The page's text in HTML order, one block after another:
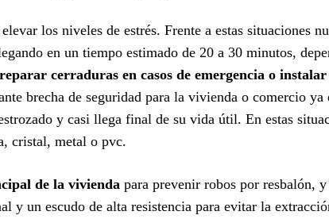
los niveles de estrés. Frente a estas situaciones
en un tiempo estimado de 20 a 30 minutos,
reparar cerraduras en casos de emergencia o
brecha de seguridad para la vivienda o comercio ya
y casi llega final de su vida útil. En estas
cristal, metal o pvc.
de la vivienda para prevenir robos por resbalón,
y un escudo de alta resistencia para evitar la